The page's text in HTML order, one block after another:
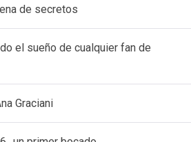
de secretos
el sueño de cualquier fan de
Graciani